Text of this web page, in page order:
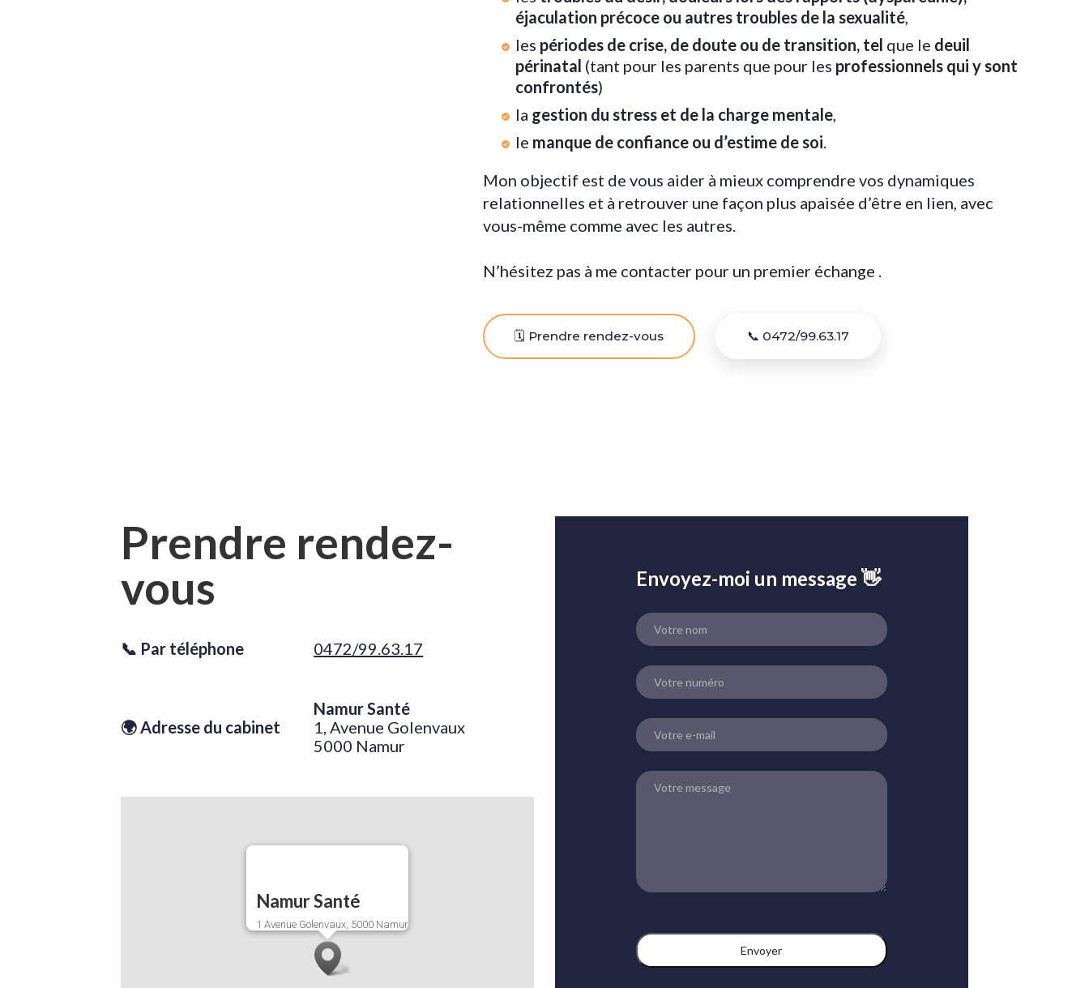
éjaculation précoce ou autres troubles de la sexualité,
les périodes de crise, de doute ou de transition, tel que le deuil
périnatal (tant pour les parents que pour les professionnels qui y sont
confrontés)
la gestion du stress et de la charge mentale,
le manque de confiance ou d’estime de soi.
Mon objectif est de vous aider à mieux comprendre vos dynamiques
relationnelles et à retrouver une façon plus apaisée d’être en lien, avec
vous-même comme avec les autres.
N’hésitez pas à me contacter pour un premier échange .
🗓️ Prendre rendez-vous 📞 0472/99.63.17
Prendre rendez-
vous
📞 Par téléphone 0472/99.63.17
🌍 Adresse du cabinet
Namur Santé
1, Avenue Golenvaux
5000 Namur
Namur Santé
1 Avenue Golenvaux, 5000 Namur
Envoyez-moi un message 👋